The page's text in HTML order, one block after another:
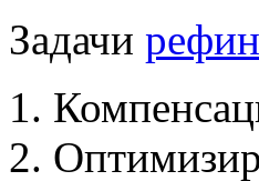
Задачи